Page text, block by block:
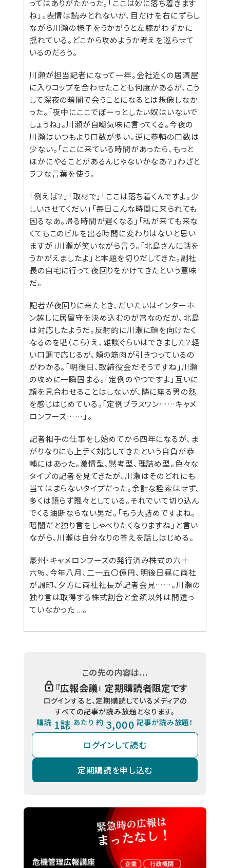
ってはありがたかった。「ここは妙に落ち着きます
ね」。表情は読みとれないが、目だけを右にずらし
ながら川瀬の様子をうかがうと左膝がわずかに
揺れている。どこから攻めようか考えを巡らせて
いるのだろう。
川瀬が担当記者になって一年。会社近くの居酒屋
に入りコップを合わせたことも何度かあるが、こう
して深夜の暗闇で会うことになるとは想像しなか
った。「夜中にここでぼーっとしたい奴はいないで
しょうね」。川瀬が自嘲気味に言ってくる。今夜の
川瀬はいつもより口数が多い。逆に恭輔の口数は
少ない。「ここに来ている時間があったら、もっと
ほかにやることがあるんじゃないかなあ？」わざと
ラフな言葉を使う。
「例えば？」「取材で」「ここは落ち着くんですよ。少
しいさせてくだい」「毎日こんな時間に来られても
困るなあ。帰る時間が遅くなる」「私が来ても来な
くてもこのビルを出る時間に変わりはないと思い
ますが」川瀬が笑いながら言う。「北島さんに話を
うかがえましたよ」と本題を切りだしてきた。副社
長の自宅に行って夜回りをかけてきたという意味
だ。
記者が夜回りに来たとき、だいたいはインターホ
ン越しに居留守を決め込むのが常なのだが、北島
は対応したようだ。反射的に川瀬に顔を向けたく
なるのを堪（こら）え、雑談ぐらいはできました？軽
い口調で応じるが、頬の筋肉が引きつっているの
がわかる。「明後日、取締役会だそうですね」川瀬
の攻めに一瞬固まる。「定例のやつですよ」互いに
顔を見合わせることはしないが、隣に座る男の熱
を感じはじめている。「定例プラスワン……キャメ
ロンフーズ……」。
記者相手の仕事をし始めてから四年になるが、ま
がりなりにも上手く対応してきたという自負が恭
輔にはあった。激情型、黙考型、理詰め型。色々な
タイプの記者を見てきたが、川瀬はそのどれにも
当てはまらないタイプだった。余計な詮索はせず、
多くは語らず飄々としている。それでいて切り込ん
でくる油断ならない男だ。「もう大詰めですよね。
暗闇だと独り言をしゃべりたくなりますね」と言い
ながら、川瀬は自分なりの答えを話しはじめる。
豪州・キャメロンフーズの発行済み株式の六十
六%、今年八月、二一五〇億円、明後日昼に両社
が調印、夕方に両社社長が記者会見……。川瀬の
独り言は取得する株式割合と金額以外は間違っ
ていなかった ...。
この先の内容は...
『広報会議』 定期購読者限定です
ログインすると、定期購読しているメディアの
すべての記事が読み放題となります。
購読 1誌 あたり 約 3,000 記事が読み放題！
ログインして読む
定期購読を申し込む